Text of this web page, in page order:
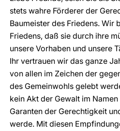
stets wahre Förderer der
Baumeister des Friedens. Wir
Friedens, daß sie durch ihre
unsere Vorhaben und unsere
Ihr vertrauen wir das ganze
von allen im Zeichen der
des Gemeinwohls gelebt
kein Akt der Gewalt im
Garanten der Gerechtigkeit
werde. Mit diesen